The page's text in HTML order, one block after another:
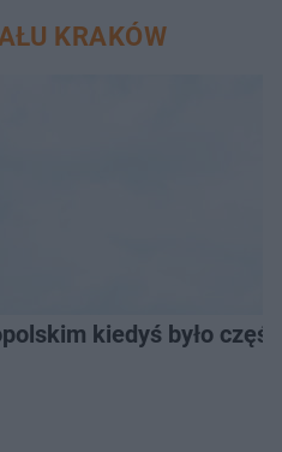
KRAKÓW
kiedyś było